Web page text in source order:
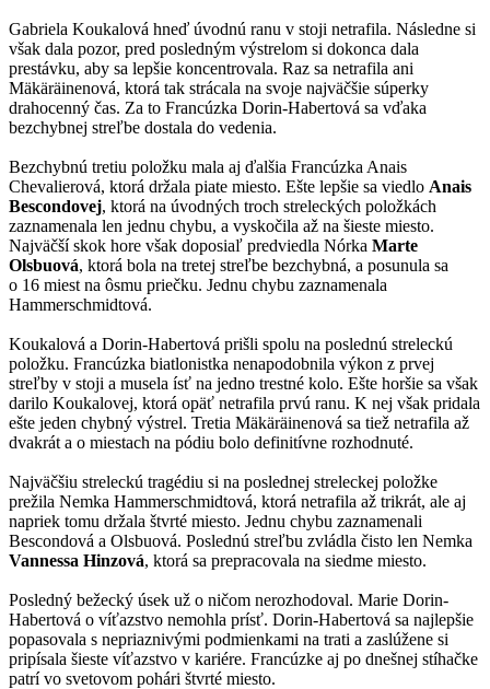
Gabriela Koukalová hneď úvodnú ranu v stoji netrafila. Následne si
však dala pozor, pred posledným výstrelom si dokonca dala
prestávku, aby sa lepšie koncentrovala. Raz sa netrafila ani
Mäkäräinenová, ktorá tak strácala na svoje najväčšie súperky
drahocenný čas. Za to Francúzka Dorin-Habertová sa vďaka
bezchybnej streľbe dostala do vedenia.
Bezchybnú tretiu položku mala aj ďalšia Francúzka Anais
Chevalierová, ktorá držala piate miesto. Ešte lepšie sa viedlo Anais
Bescondovej, ktorá na úvodných troch streleckých položkách
zaznamenala len jednu chybu, a vyskočila až na šieste miesto.
Najväčší skok hore však doposiaľ predviedla Nórka Marte
Olsbuová, ktorá bola na tretej streľbe bezchybná, a posunula sa
o 16 miest na ôsmu priečku. Jednu chybu zaznamenala
Hammerschmidtová.
Koukalová a Dorin-Habertová prišli spolu na poslednú streleckú
položku. Francúzka biatlonistka nenapodobnila výkon z prvej
streľby v stoji a musela ísť na jedno trestné kolo. Ešte horšie sa však
darilo Koukalovej, ktorá opäť netrafila prvú ranu. K nej však pridala
ešte jeden chybný výstrel. Tretia Mäkäräinenová sa tiež netrafila až
dvakrát a o miestach na pódiu bolo definitívne rozhodnuté.
Najväčšiu streleckú tragédiu si na poslednej streleckej položke
prežila Nemka Hammerschmidtová, ktorá netrafila až trikrát, ale aj
napriek tomu držala štvrté miesto. Jednu chybu zaznamenali
Bescondová a Olsbuová. Poslednú streľbu zvládla čisto len Nemka
Vannessa Hinzová, ktorá sa prepracovala na siedme miesto.
Posledný bežecký úsek už o ničom nerozhodoval. Marie Dorin-
Habertová o víťazstvo nemohla prísť. Dorin-Habertová sa najlepšie
popasovala s nepriaznivými podmienkami na trati a zaslúžene si
pripísala šieste víťazstvo v kariére. Francúzke aj po dnešnej stíhačke
patrí vo svetovom pohári štvrté miesto.